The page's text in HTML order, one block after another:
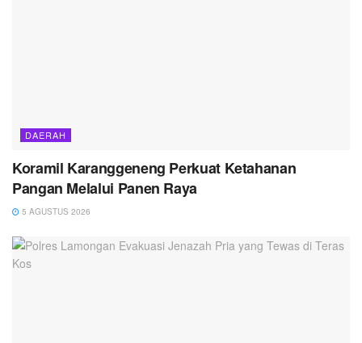
DAERAH
Koramil Karanggeneng Perkuat Ketahanan
Pangan Melalui Panen Raya
5 AGUSTUS 2026